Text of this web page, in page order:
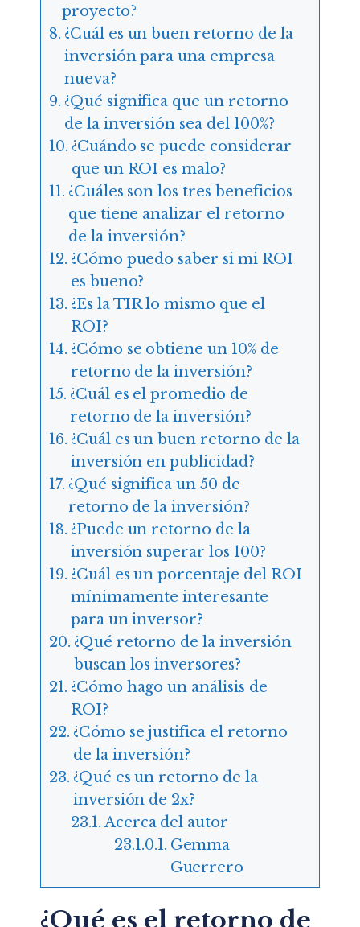
proyecto?
¿Cuál es un buen retorno de la
inversión para una empresa
nueva?
¿Qué significa que un retorno
de la inversión sea del 100%?
¿Cuándo se puede considerar
que un ROI es malo?
¿Cuáles son los tres beneficios
que tiene analizar el retorno
de la inversión?
¿Cómo puedo saber si mi ROI
es bueno?
¿Es la TIR lo mismo que el
ROI?
¿Cómo se obtiene un 10% de
retorno de la inversión?
¿Cuál es el promedio de
retorno de la inversión?
¿Cuál es un buen retorno de la
inversión en publicidad?
¿Qué significa un 50 de
retorno de la inversión?
¿Puede un retorno de la
inversión superar los 100?
¿Cuál es un porcentaje del ROI
mínimamente interesante
para un inversor?
¿Qué retorno de la inversión
buscan los inversores?
¿Cómo hago un análisis de
ROI?
¿Cómo se justifica el retorno
de la inversión?
¿Qué es un retorno de la
inversión de 2x?
Acerca del autor
Gemma
Guerrero
¿Qué es el retorno de